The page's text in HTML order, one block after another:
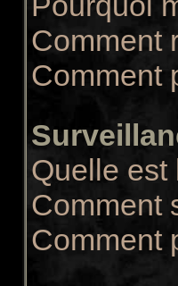
Comment
Comment
Quelle est
Comment
Comment